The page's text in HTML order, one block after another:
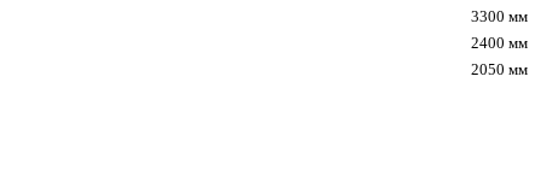
3300 мм
2400 мм
2050 мм